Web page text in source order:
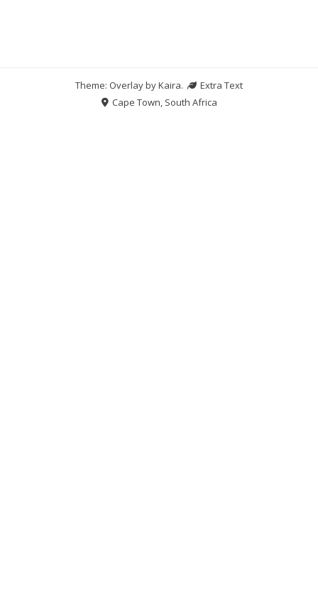
Theme: Overlay byKaira.
Extra Text
Cape Town, South Africa